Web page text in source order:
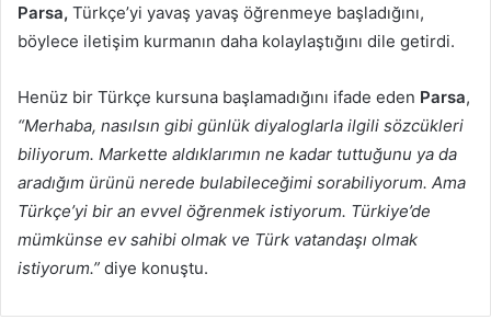
Parsa, Türkçe’yi yavaş yavaş öğrenmeye başladığını,
böylece iletişim kurmanın daha kolaylaştığını dile getirdi.
Henüz bir Türkçe kursuna başlamadığını ifade eden Parsa,
“Merhaba, nasılsın gibi günlük diyaloglarla ilgili sözcükleri
biliyorum. Markette aldıklarımın ne kadar tuttuğunu ya da
aradığım ürünü nerede bulabileceğimi sorabiliyorum. Ama
Türkçe’yi bir an evvel öğrenmek istiyorum. Türkiye’de
mümkünse ev sahibi olmak ve Türk vatandaşı olmak
istiyorum.” diye konuştu.